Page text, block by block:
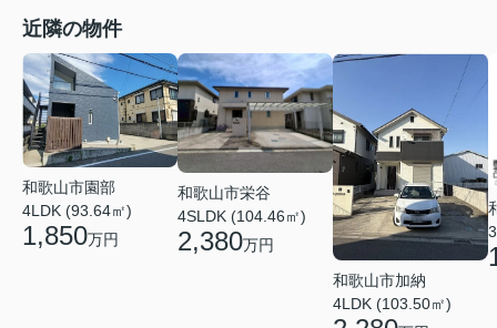
近隣の物件
和歌山市園部
4LDK (93.64㎡)
1,850万円
和歌山市栄谷
4SLDK (104.46㎡)
2,380万円
和歌山市加納
4LDK (103.50㎡)